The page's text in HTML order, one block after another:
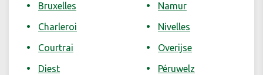
Bruxelles
Charleroi
Courtrai
Diest
Namur
Nivelles
Overijse
Péruwelz